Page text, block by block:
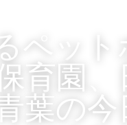
ペット
育園、
葉の今